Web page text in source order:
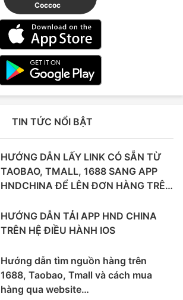
Coccoc
TIN TỨC NỔI BẬT
HƯỚNG DẪN LẤY LINK CÓ SẴN TỪ
TAOBAO, TMALL, 1688 SANG APP
HNDCHINA ĐỂ LÊN ĐƠN HÀNG TRÊN
HƯỚNG DẪN TẢI APP HND CHINA
TRÊN HỆ ĐIỀU HÀNH IOS
Hướng dẫn tìm nguồn hàng trên
1688, Taobao, Tmall và cách mua
hàng qua website